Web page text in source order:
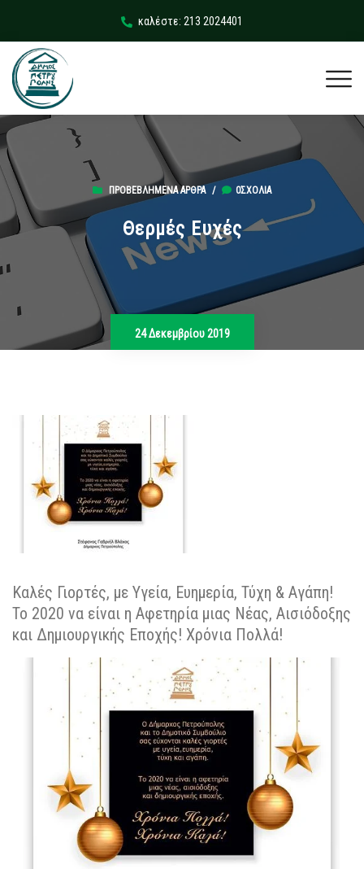
καλέστε: 213 2024401
ΠΡΟΒΕΒΛΗΜΈΝΑ ΆΡΘΡΑ/ 0ΣΧΌΛΙΑ
Θερμές Ευχές
24 Δεκεμβρίου 2019
Καλές Γιορτές, με Υγεία, Ευημερία, Τύχη & Αγάπη!
Το 2020 να είναι η Αφετηρία μιας Νέας, Αισιόδοξης
και Δημιουργικής Εποχής! Χρόνια Πολλά!